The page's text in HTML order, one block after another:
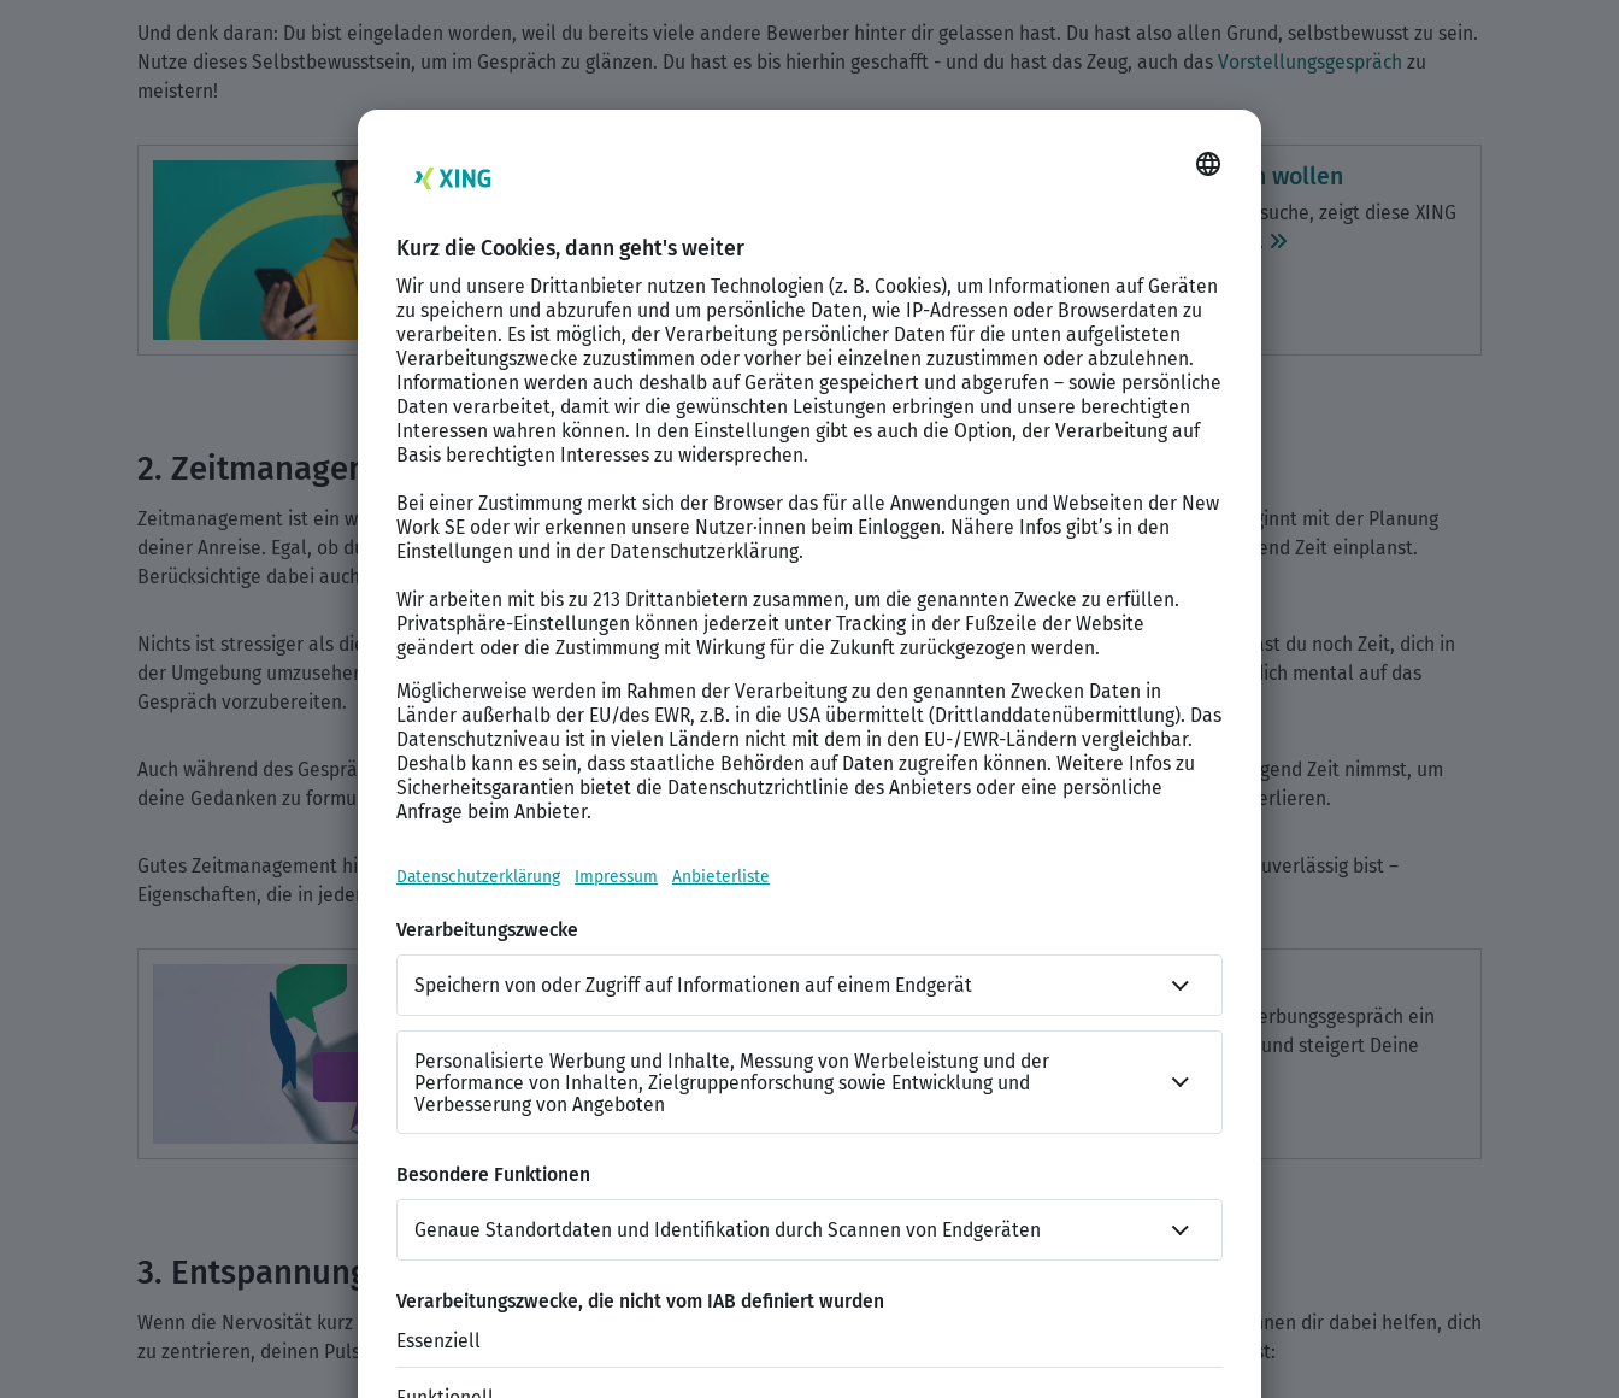
Und denk daran: Du bist eingeladen worden, weil du bereits viele andere Bewerber hinter dir gelassen hast. Du hast also allen Grund, selbstbewusst zu sein.
Nutze dieses Selbstbewusstsein, um im Gespräch zu glänzen. Du hast es bis hierhin geschafft - und du hast das Zeug, auch dasVorstellungsgespräch zu
meistern!
Die besten Extras im Job: Was deutsche Arbeitnehmer wirklich wollen
Die Deutschen präferieren eher altmodische Zusatzleistungen bei der Arbeitssuche, zeigt diese XING
Auswertung. Ganz oben als Suchkriterium steht dabei ein deutscher Klassiker.
2. Zeitmanagement: Der Schlüssel zur Gelassenheit
Zeitmanagement ist ein weiterer wichtiger Aspekt, um Nervosität vor und während des Vorstellungsgesprächs zu minimieren. Es beginnt mit der Planung
deiner Anreise. Egal, ob du mit dem Auto, den öffentlichen Verkehrsmitteln oder zu Fuß unterwegs bist, stelle sicher, dass du genügend Zeit einplanst.
Berücksichtige dabei auch mögliche Verzögerungen wie Verkehrsstaus, Verspätungen oder Umleitungen.
Nichts ist stressiger als die Angst, zu spät zu kommen. Es ist immer besser, zu früh als zu spät zu sein. Wenn du zu früh ankommst, hast du noch Zeit, dich in
der Umgebung umzusehen, einen Kaffee zu trinken oder einfach nur tief durchzuatmen und dich zu sammeln. Nutze diese Zeit, um dich mental auf das
Gespräch vorzubereiten.
Auch während des Gesprächs ist Zeitmanagement wichtig. Achte darauf, dass du deine Antworten nicht überstürzt, sondern dir genügend Zeit nimmst, um
deine Gedanken zu formulieren. Gleichzeitig solltest du darauf achten, nicht zu ausschweifend zu werden und den roten Faden zu verlieren.
Gutes Zeitmanagement hilft dir, ruhig und gelassen zu bleiben und zeigt deinem potenziellen Arbeitgeber, dass du organisiert und zuverlässig bist –
Eigenschaften, die in jedem Job von Vorteil sind.
6 Tipps für den Smalltalk im Vorstellungsgespräch
Der Smalltalk alleine entscheidet noch nicht darüber, ob Du nach einem Bewerbungsgespräch ein
Jobangebot erhältst oder nicht. Er sorgt aber für einen guten ersten Eindruck und steigert Deine
Chancen dadurch erheblich. Hier einige Tipps.
3. Entspannungsübungen: Dein Werkzeugkasten für innere Ruhe
Wenn die Nervosität kurz vor dem Gespräch steigt, können einfache Entspannungs- und Atemübungen eine große Hilfe sein. Sie können dir dabei helfen, dich
zu zentrieren, deinen Puls zu beruhigen und einen klaren Kopf zu bekommen. Hier sind einige Techniken, die du ausprobieren kannst: